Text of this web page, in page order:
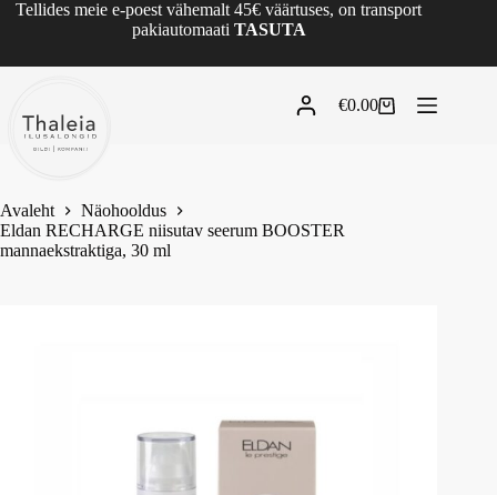
Tellides meie e-poest vähemalt 45€ väärtuses, on transport
pakiautomaati TASUTA
€0.00
Avaleht
Näohooldus
Eldan RECHARGE niisutav seerum BOOSTER
mannaekstraktiga, 30 ml